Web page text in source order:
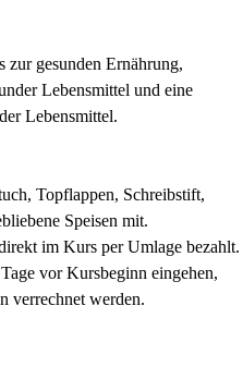
zur gesunden Ernährung,
Lebensmittel und eine
Lebensmittel.
Topflappen, Schreibstift,
Speisen mit.
im Kurs per Umlage bezahlt.
vor Kursbeginn eingehen,
verrechnet werden.